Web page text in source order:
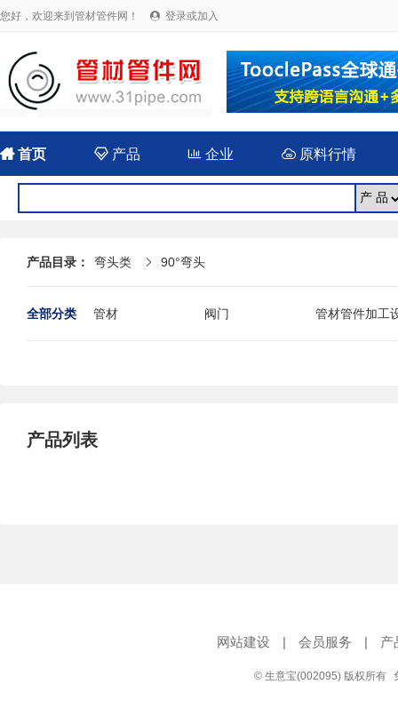
您好，欢迎来到管材管件网！  登录或加入
首页 产品  企业 原料行情
产品目录： 弯头类  90°弯头
全部分类 管材 阀门
管材管件加工
产品列表
网站建设 | 会员服务 | 产
© 生意宝(002095) 版权所有